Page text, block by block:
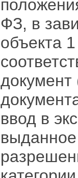
ФЗ, в
объекта
ввод в